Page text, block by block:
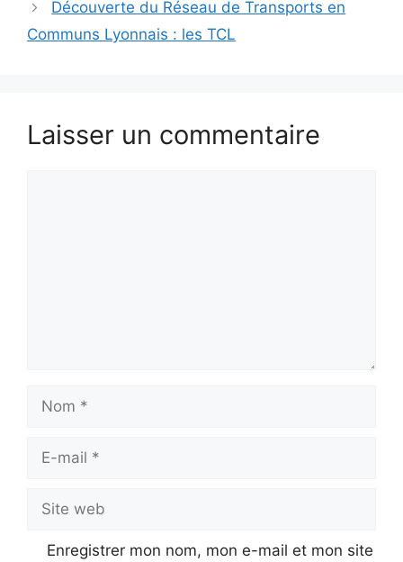
Découverte du Réseau de Transports en
Communs Lyonnais : les TCL
Laisser un commentaire
Nom
Site
web
Enregistrer mon nom, mon e-mail et mon site